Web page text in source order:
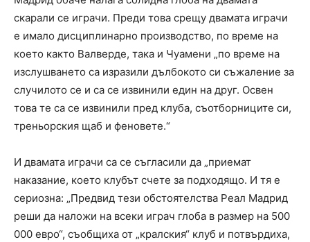
скарали се играчи. Преди това срещу двамата играчи
е имало дисциплинарно производство, по време на
което както Валверде, така и Чуамени „по време на
изслушването са изразили дълбокото си съжаление за
случилото се и са се извинили един на друг. Освен
това те са се извинили пред клуба, съотборниците си,
треньорския щаб и феновете.“
И двамата играчи са се съгласили да „приемат
наказание, което клубът счете за подходящо. И тя е
сериозна: „Предвид тези обстоятелства Реал Мадрид
реши да наложи на всеки играч глоба в размер на 500
000 евро“, съобщиха от „кралския“ клуб и потвърдиха,